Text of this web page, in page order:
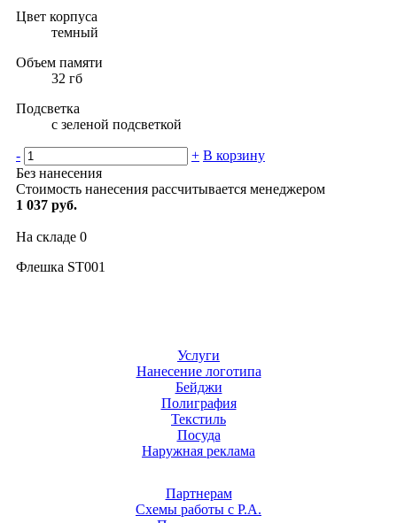
Цвет корпуса
темный
Объем памяти
32 гб
Подсветка
с зеленой подсветкой
- + В корзину
Без нанесения
Стоимость нанесения рассчитывается менеджером
1 037 руб.
На складе 0
Флешка ST001
Услуги
Нанесение логотипа
Бейджи
Полиграфия
Текстиль
Посуда
Наружная реклама
Партнерам
Схемы работы с Р.А.